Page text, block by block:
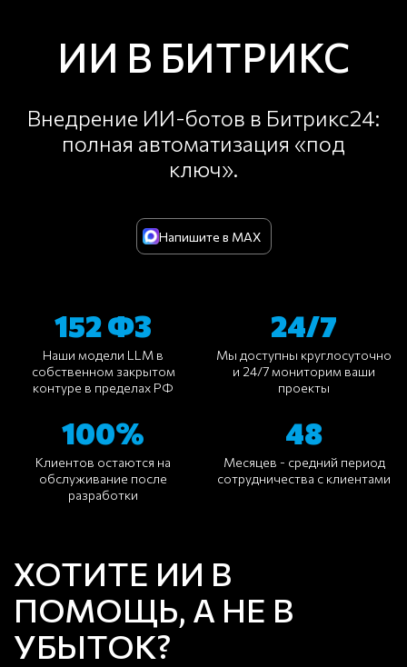
ИИ В БИТРИКС
Внедрение ИИ-ботов в Битрикс24:
полная автоматизация «под
ключ».
Напишите в MAX
152 ФЗ
Наши модели LLM в
собственном закрытом
контуре в пределах РФ
24/7
Мы доступны круглосуточно
и 24/7 мониторим ваши
проекты
100%
Клиентов остаются на
обслуживание после
разработки
48
Месяцев - средний период
сотрудничества с клиентами
ХОТИТЕ ИИ В
ПОМОЩЬ, А НЕ В
УБЫТОК?